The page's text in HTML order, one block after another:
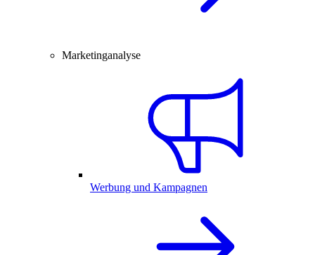
Marketinganalyse
Werbung und Kampagnen